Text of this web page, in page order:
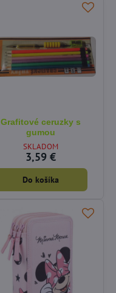
Grafitové ceruzky s
gumou
SKLADOM
3,59 €
Do košíka